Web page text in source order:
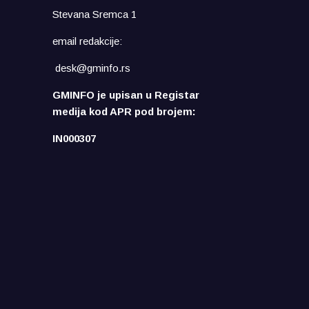
Stevana Sremca 1
email redakcije:
desk@gminfo.rs
GMINFO je upisan u Registar
medija kod APR pod brojem:
IN000307